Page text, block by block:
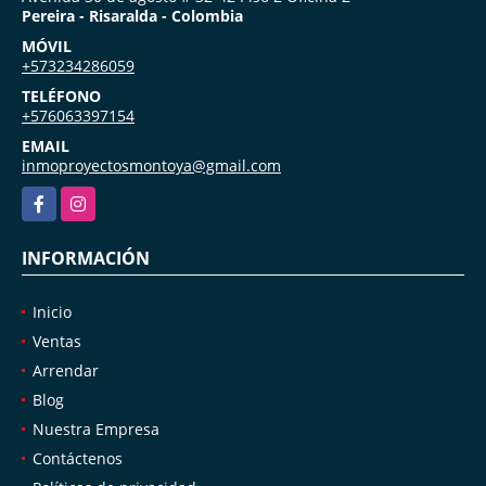
Pereira - Risaralda - Colombia
MÓVIL
+573234286059
TELÉFONO
+576063397154
EMAIL
inmoproyectosmontoya@gmail.com
FacebookInstagram
INFORMACIÓN
Inicio
Ventas
Arrendar
Blog
Nuestra Empresa
Contáctenos